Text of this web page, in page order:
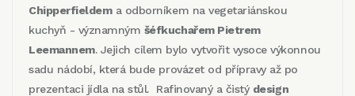
Chipperfieldema odborníkem na vegetariánskou
kuchyň - významným šéfkuchařem Pietrem
Leemannem. Jejich cílem bylo vytvořit vysoce výkonnou
sadu nádobí, která bude provázet od přípravy až po
prezentaci jídla na stůl. Rafinovaný a čistý design